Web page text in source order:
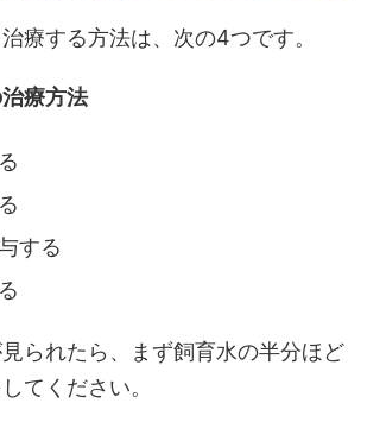
療する方法は、次の4つです。
療方法
する
られたら、まず飼育水の半分ほど
てください。